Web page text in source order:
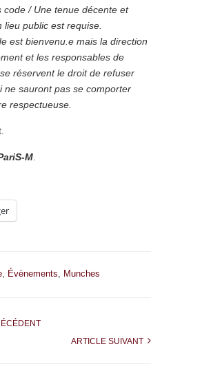
code / Une tenue décente et
lieu public est requise.
est bienvenu.e mais la direction
et les responsables de
réservent le droit de refuser
ne sauront pas se comporter
respectueuse.
M
, Évènements, Munches
ARTICLE SUIVANT